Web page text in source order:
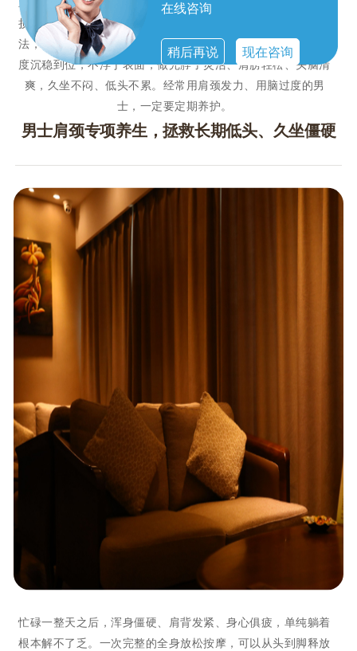
在线咨询
稍后再说 现在咨询
损更深的特点，采用深层舒缓、筋膜松解、经络疏通的组合手
法，精准化开肩颈结节、放松斜方肌紧张、疏通肩背气血。力
度沉稳到位，不浮于表面，做完脖子灵活、肩膀轻松、头脑清
爽，久坐不闷、低头不累。经常用肩颈发力、用脑过度的男
士，一定要定期养护。
男士肩颈专项养生，拯救长期低头、久坐僵硬
忙碌一整天之后，浑身僵硬、肩背发紧、身心俱疲，单纯躺着
根本解不了乏。一次完整的全身放松按摩，可以从头到脚释放